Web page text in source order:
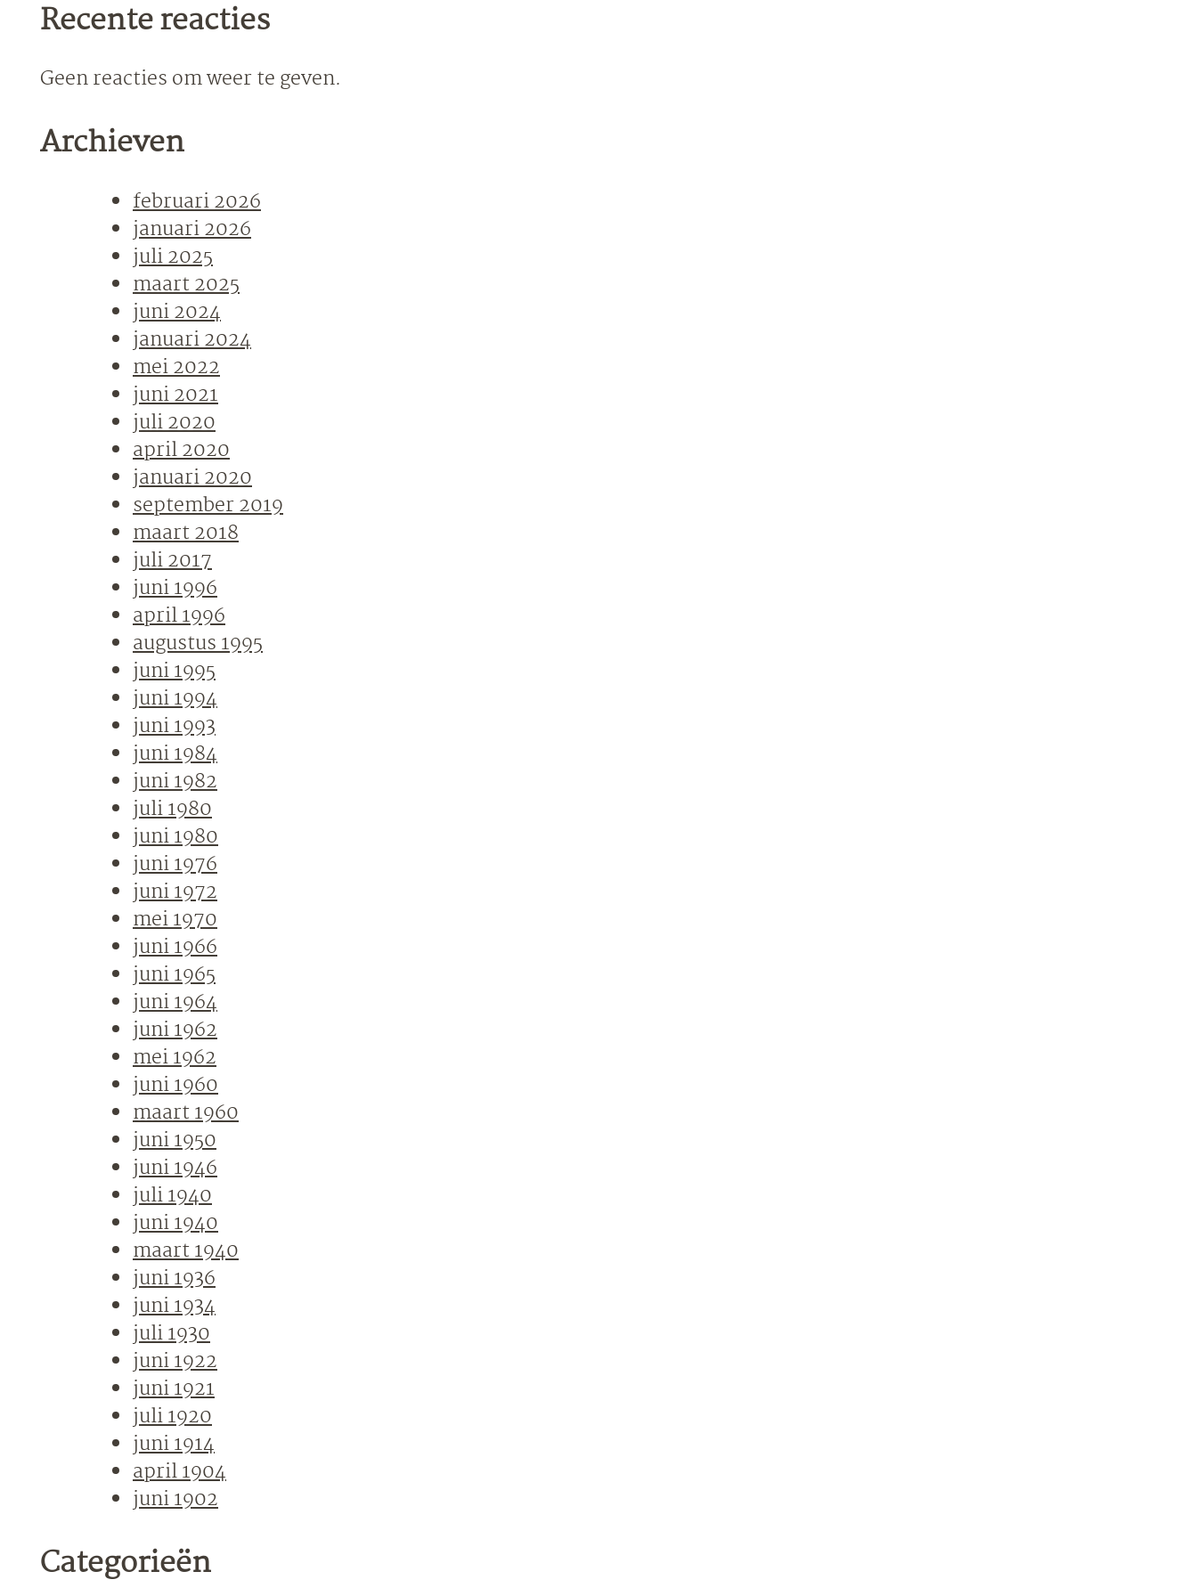
Recente reacties
Geen reacties om weer te geven.
Archieven
februari 2026
januari 2026
juli 2025
maart 2025
juni 2024
januari 2024
mei 2022
juni 2021
juli 2020
april 2020
januari 2020
september 2019
maart 2018
juli 2017
juni 1996
april 1996
augustus 1995
juni 1995
juni 1994
juni 1993
juni 1984
juni 1982
juli 1980
juni 1980
juni 1976
juni 1972
mei 1970
juni 1966
juni 1965
juni 1964
juni 1962
mei 1962
juni 1960
maart 1960
juni 1950
juni 1946
juli 1940
juni 1940
maart 1940
juni 1936
juni 1934
juli 1930
juni 1922
juni 1921
juli 1920
juni 1914
april 1904
juni 1902
Categorieën